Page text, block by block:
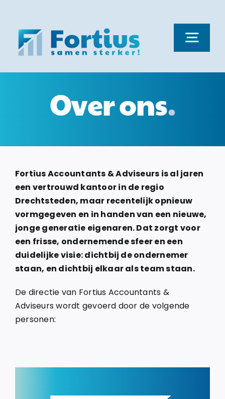
inhoud
Nieuws
Over ons
Login
Klachtenregeling
Contact
Over ons.
Fortius Accountants & Adviseurs is al jaren
een vertrouwd kantoor in de regio
Drechtsteden, maar recentelijk opnieuw
vormgegeven en in handen van een nieuwe,
jonge generatie eigenaren. Dat zorgt voor
een frisse, ondernemende sfeer en een
duidelijke visie: dichtbij de ondernemer
staan, en dichtbij elkaar als team staan.
De directie van Fortius Accountants &
Adviseurs wordt gevoerd door de volgende
personen: